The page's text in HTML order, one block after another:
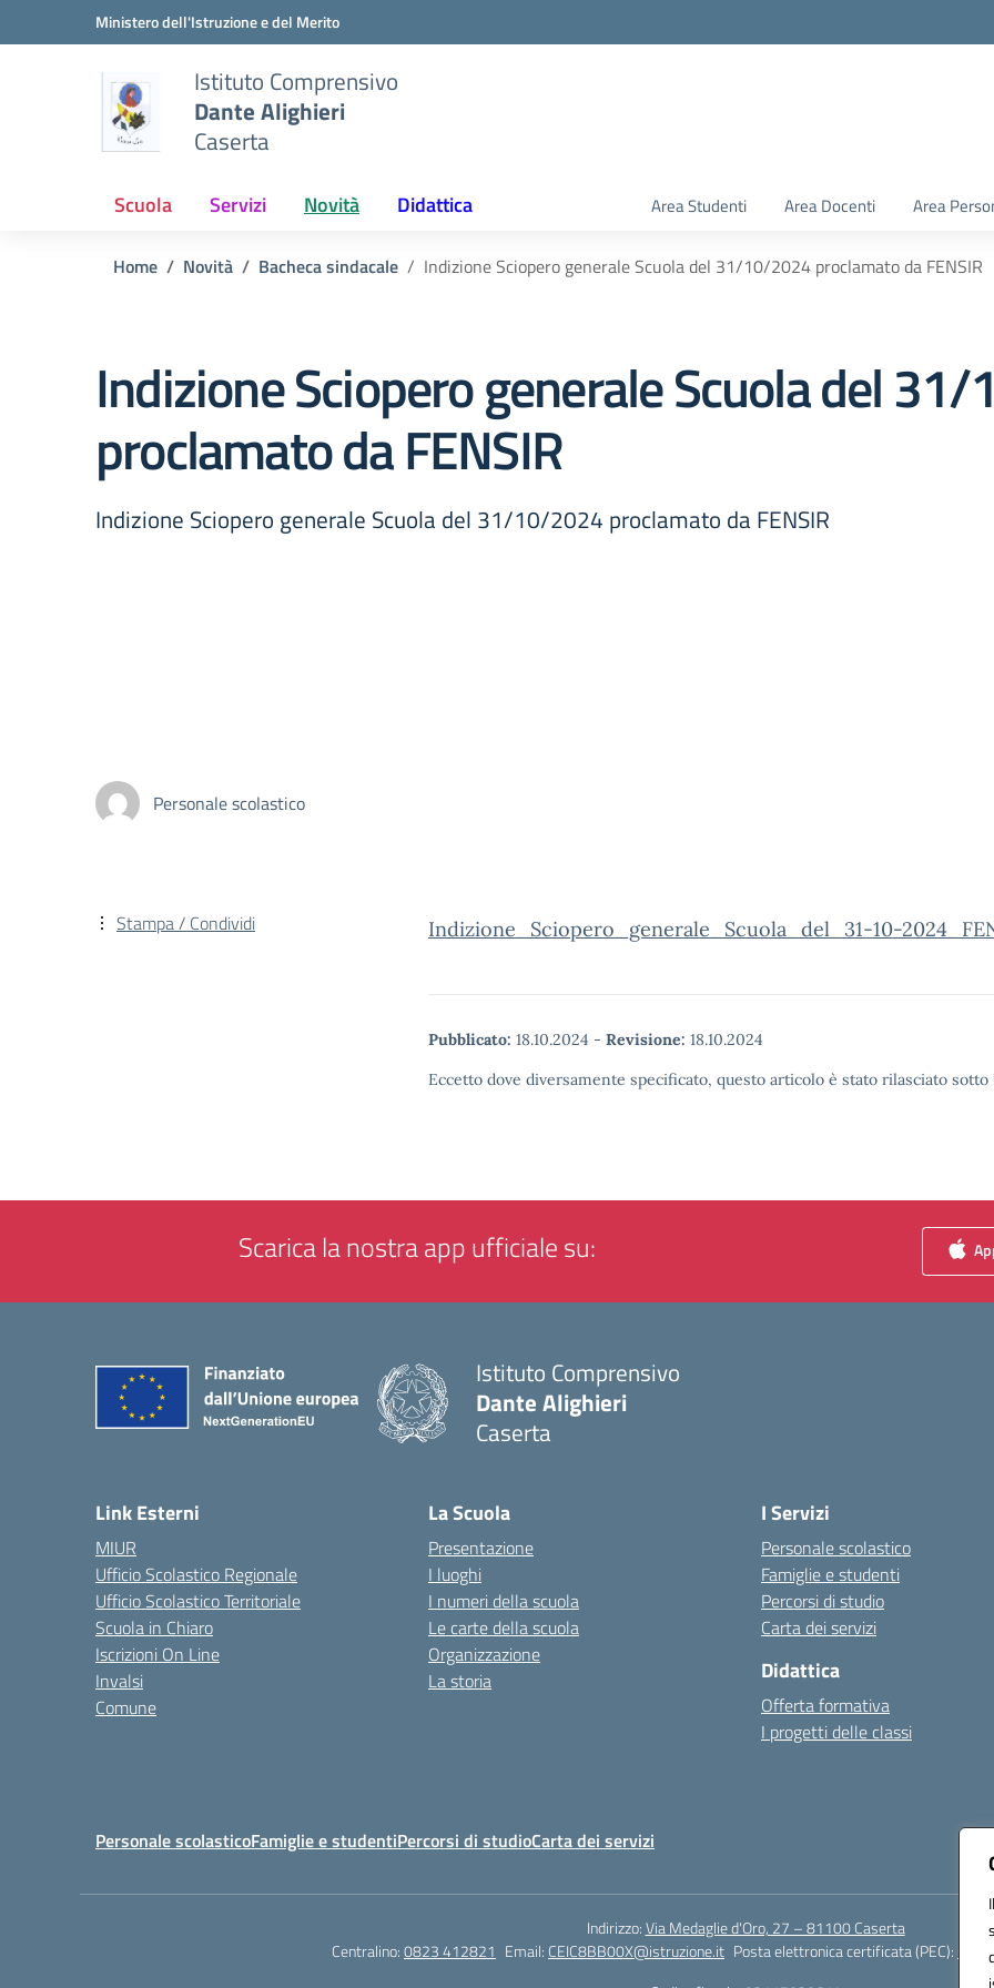
Vai ai contenuti
Vai al menu di navigazioneMinistero dell'Istruzione e del Merito
Istituto Comprensivo
Dante Alighieri
Caserta
Scuola Servizi Novità Didattica Area Studenti Area Docenti Area
Home Novità Bacheca sindacale Indizione Sciopero generale Scuola del 31/10/2024 proclamato da FENSIR
Indizione Sciopero generale Scuola del
proclamato da FENSIR
Indizione Sciopero generale Scuola del 31/10/2024 proclamato da FENSIR
Personale scolastico
Indizione_Sciopero_generale_Scuola_del_31-10-
Pubblicato: 18.10.2024 - Revisione: 18.10.2024
Eccetto dove diversamente specificato, questo articolo è stato rilasciato
Stampa / Condividi
Scarica la nostra app ufficiale su:
Istituto Comprensivo
Dante Alighieri
Caserta
Link Esterni
MIUR
Ufficio Scolastico Regionale
Ufficio Scolastico Territoriale
Scuola in Chiaro
Iscrizioni On Line
Invalsi
Comune
La Scuola
Presentazione
I luoghi
I numeri della scuola
Le carte della scuola
Organizzazione
La storia
I Servizi
Personale scolastico
Famiglie e studenti
Percorsi di studio
Carta dei servizi
Didattica
Offerta formativa
I progetti delle classi
Personale scolasticoFamiglie e studentiPercorsi di studioCarta dei servizi
Indirizzo:Via Medaglie d'Oro, 27 – 81100 Caserta
Centralino:0823 412821 Email: CEIC8BB00X@istruzione.it Posta elettronica certificata (PEC):